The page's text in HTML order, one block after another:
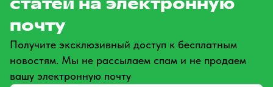
статей на электронную
почту
Получите эксклюзивный доступ к бесплатным
новостям. Мы не рассылаем спам и не продаем
вашу электронную почту